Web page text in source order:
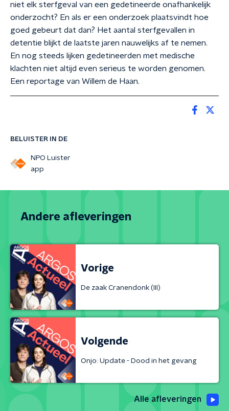
BELUISTER IN DE
NPO Luister
app
niet elk sterfgeval van een gedetineerde onafhankelijk
onderzocht? En als er een onderzoek plaatsvindt hoe
goed gebeurt dat dan? Het aantal sterfgevallen in
detentie blijkt de laatste jaren nauwelijks af te nemen.
En nog steeds lijken gedetineerden met medische
klachten niet altijd even serieus te worden genomen.
Een reportage van Willem de Haan.
Andere afleveringen
Vorige
De zaak Cranendonk (III)
Volgende
Onjo: Update - Dood in het gevang
Alle afleveringen